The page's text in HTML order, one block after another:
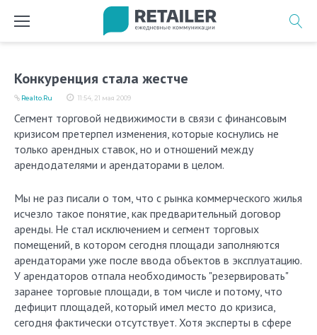
Конкуренция стала жестче
11:54, 21 мая 2009
Realto.Ru
Сегмент торговой недвижимости в связи с финансовым
кризисом претерпел изменения, которые коснулись не
только арендных ставок, но и отношений между
арендодателями и арендаторами в целом.
Мы не раз писали о том, что с рынка коммерческого жилья
исчезло такое понятие, как предварительный договор
аренды. Не стал исключением и сегмент торговых
помещений, в котором сегодня площади заполняются
арендаторами уже после ввода объектов в эксплуатацию.
У арендаторов отпала необходимость "резервировать"
заранее торговые площади, в том числе и потому, что
дефицит площадей, который имел место до кризиса,
сегодня фактически отсутствует. Хотя эксперты в сфере